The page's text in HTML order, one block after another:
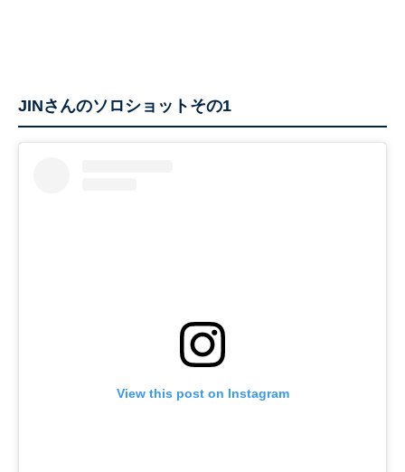
JINさんのソロショットその1
View this post on Instagram